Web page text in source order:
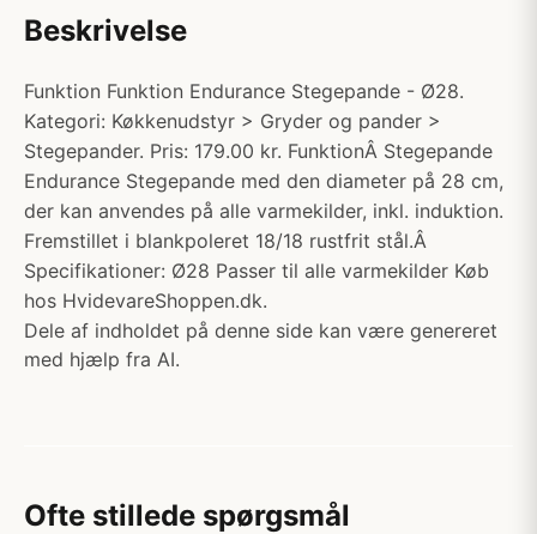
Beskrivelse
Funktion Funktion Endurance Stegepande - Ø28.
Kategori: Køkkenudstyr > Gryder og pander >
Stegepander. Pris: 179.00 kr. FunktionÂ Stegepande
Endurance Stegepande med den diameter på 28 cm,
der kan anvendes på alle varmekilder, inkl. induktion.
Fremstillet i blankpoleret 18/18 rustfrit stål.Â
Specifikationer: Ø28 Passer til alle varmekilder Køb
hos HvidevareShoppen.dk.
Dele af indholdet på denne side kan være genereret
med hjælp fra AI.
Ofte stillede spørgsmål